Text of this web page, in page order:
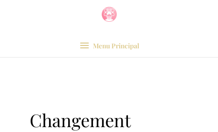
Menu
Menu Principal
Changement